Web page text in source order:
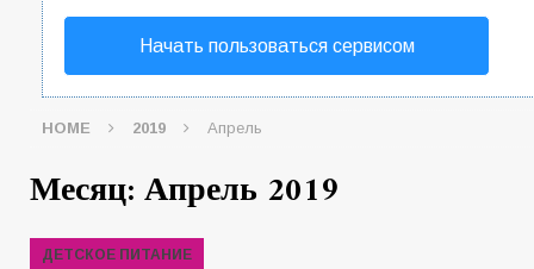
Начать пользоваться сервисом
HOME 2019 Апрель
Месяц: Апрель 2019
ДЕТСКОЕ ПИТАНИЕ